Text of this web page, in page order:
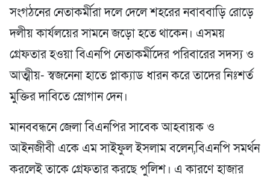
সংগঠনের নেতাকর্মীরা দলে দেলে শহরের নবাববাড়ি রোড়ে
দলীয় কার্যলয়ের সামনে জড়ো হতে থাকেন। এসময়
গ্রেফতার হওয়া বিএনপি নেতাকর্মীদের পরিবারের সদস্য ও
আত্মীয়- স্বজনেনা হাতে প্লাক্যাড ধারন করে তাদের নিঃশর্ত
মুক্তির দাবিতে স্লোগান দেন।
মানববন্ধনে জেলা বিএনপির সাবেক আহবায়ক ও
আইনজীবী একে এম সাইফুল ইসলাম বলেন,বিএনপি সমর্থন
করলেই তাকে গ্রেফতার করছে পুলিশ। এ কারণে হাজার